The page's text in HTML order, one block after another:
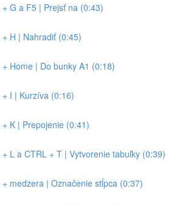
+ G a F5 | Prejsť na (0:43)
H | Nahradiť (0:45)
Home | Do bunky A1 (0:18)
+ I | Kurzíva (0:16)
K | Prepojenie (0:41)
+ L a CTRL + T | Vytvorenie tabuľky (0:39)
medzera | Označenie stĺpca (0:37)